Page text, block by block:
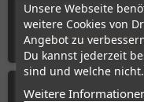
Unsere Webseite
weitere Cookies von
Angebot zu
Du kannst jederzeit
sind und welche nicht.
Weitere
0,00 €
ZUM PRODUKT